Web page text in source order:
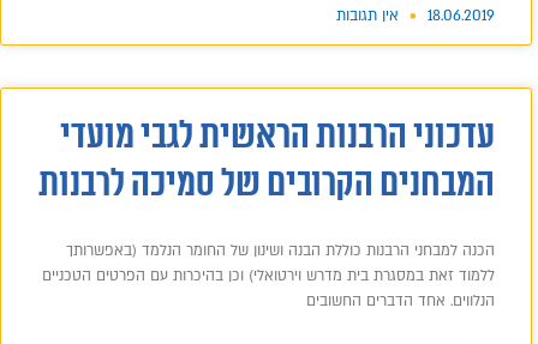
18.06.2019 אין תגובות
עדכוני הרבנות הראשית לגבי מועדי
המבחנים הקרובים של סמיכה לרבנות
הכנה למבחני הרבנות כוללת הבנה ושינון של החומר הנלמד (באפשרותך
ללמוד זאת במסגרת בית מדרש וירטואלי) וכן בהיכרות עם הפרטים הטכניים
הנלווים. אחד הדברים החשובים